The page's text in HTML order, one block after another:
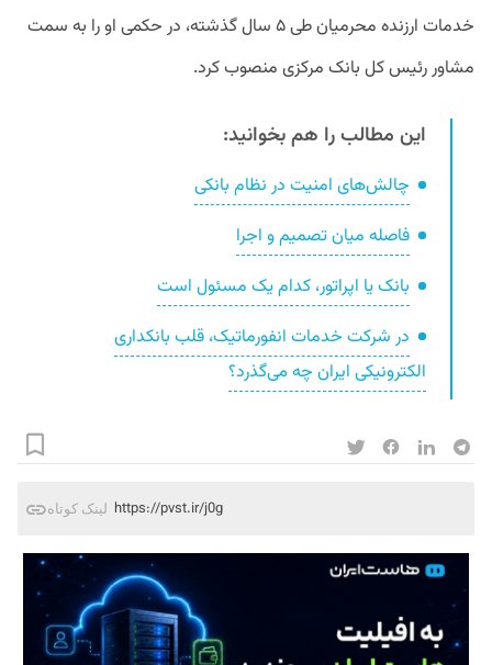
خدمات ارزنده محرمیان طی ۵ سال گذشته، در حکمی او را به سمت
مشاور رئیس‌ کل بانک مرکزی منصوب کرد.
این مطالب را هم بخوانید:
چالش‌های امنیت در نظام بانکی
فاصله میان تصمیم و اجرا
بانک یا اپراتور، کدام یک مسئول است
در شرکت خدمات انفورماتیک، قلب بانکداری
الکترونیکی ایران چه می‌گذرد؟
لینک کوتاه https://pvst.ir/j0g